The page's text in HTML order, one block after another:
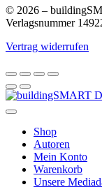
© 2026 –
Verlagsnummer
Vertrag widerrufen
Shop
Autoren
Mein Konto
Warenkorb
Unsere